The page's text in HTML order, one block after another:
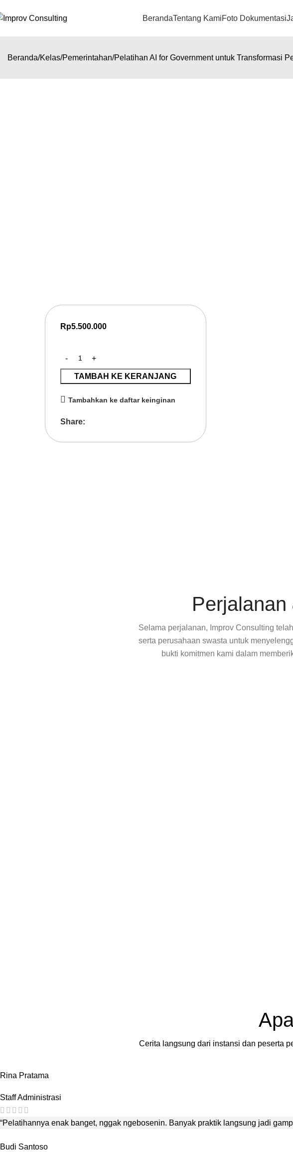
BerandaTentang KamiFoto Dokumentasi
Beranda Kelas Pemerintahan Pelatihan AI for Government untuk Transformasi
Rp5.500.000
TAMBAH KE KERANJANG
Tambahkan ke daftar keinginan
Share:
Perjalanan
Selama perjalanan, Improv Consulting
serta perusahaan swasta untuk
bukti komitmen kami dalam
Cerita langsung dari instansi dan peserta
Rina Pratama
Staff Administrasi
“Pelatihannya enak banget, nggak ngebosenin. Banyak praktik langsung jadi
Budi Santoso